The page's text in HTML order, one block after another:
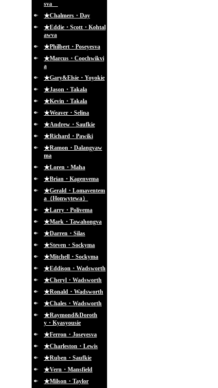
sva
★Chalmers・Day
★Eddie・Scott・Kohtal
awva
★Philbert・Poseyesva
★Marcus・Coochwikvi
a
★Gary&Elsie・Yoyokie
★Jason・Takala
★Kevin・Takala
★Weaver・Selina
★Andrew・Saufkie
★Richard・Pawiki
★Ramon・Dalangyaw
ma
★Loren・Maha
★Brian・Kagenvema
★Gerald・Lomaventem
a（Honwytewa）
★Larry・Polivema
★Mark・Tawahongva
★Darren・Silas
★Steven・Sockyma
★Mitchell・Sockyma
★Eddison・Wadsworth
★Cheryl・Wadsworth
★Ronald・Wadsworth
★Chales・Wadsworth
★Raymond&Doroth
y・Kyasyousie
★Ferron・Joseyesva
★Charleston・Lewis
★Ruben・Saufkie
★Vern・Mansfield
★Milson・Taylor